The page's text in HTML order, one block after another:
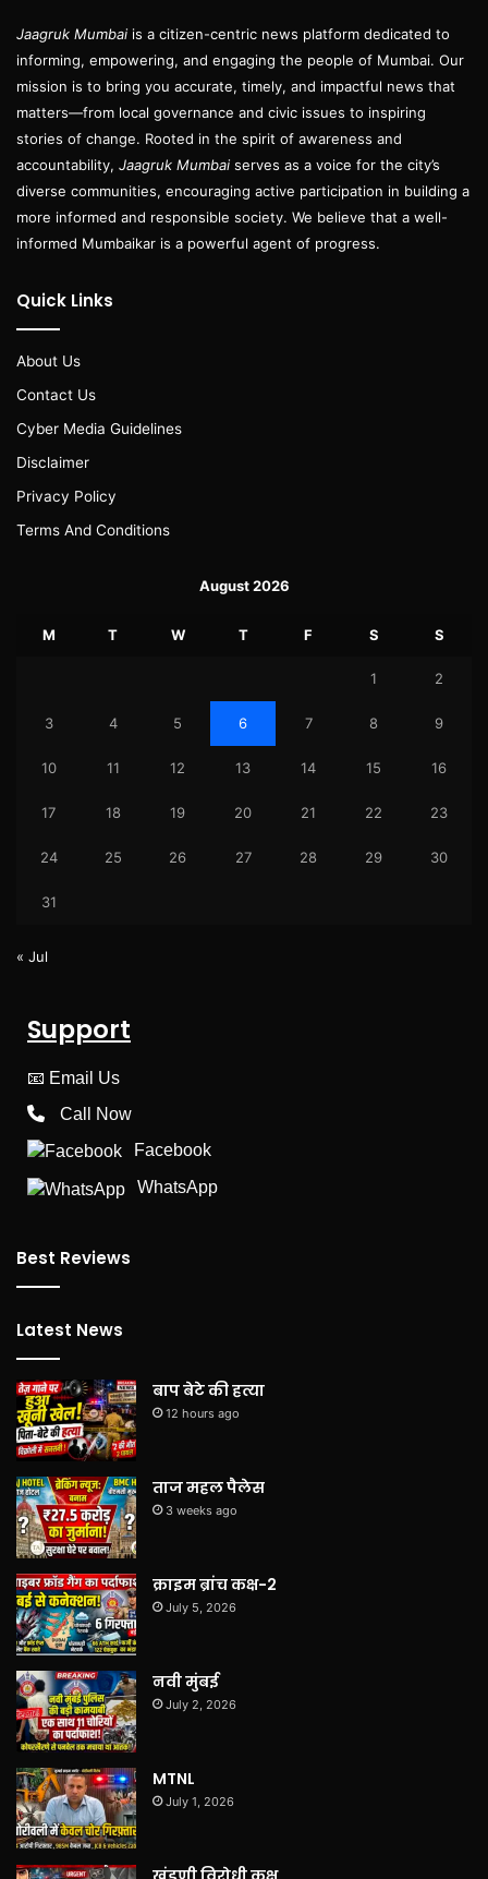
Jaagruk Mumbai is a citizen-centric news platform dedicated to
informing, empowering, and engaging the people of Mumbai. Our
mission is to bring you accurate, timely, and impactful news that
matters—from local governance and civic issues to inspiring
stories of change. Rooted in the spirit of awareness and
accountability, Jaagruk Mumbai serves as a voice for the city’s
diverse communities, encouraging active participation in building a
more informed and responsible society. We believe that a well-
informed Mumbaikar is a powerful agent of progress.
Quick Links
About Us
Contact Us
Cyber Media Guidelines
Disclaimer
Privacy Policy
Terms And Conditions
August 2026
M T W T F S S
1 2
3 4 5 6 7 8 9
10 11 12 13 14 15 16
17 18 19 20 21 22 23
24 25 26 27 28 29 30
31
« Jul
Support
📧 Email Us
Call Now
Facebook
WhatsApp
Best Reviews
Latest News
बाप बेटे की हत्या
12 hours ago
ताज महल पैलेस
3 weeks ago
क्राइम ब्रांच कक्ष-2
July 5, 2026
नवी मुंबई
July 2, 2026
MTNL
July 1, 2026